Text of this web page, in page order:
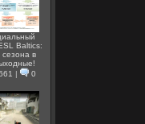
Baltics:
сезона в
| 0